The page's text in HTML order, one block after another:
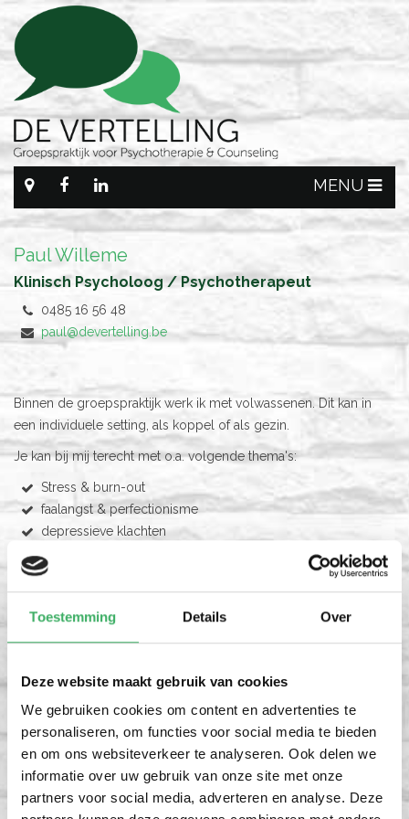
Toestemming Details Over
Deze website maakt gebruik van cookies
We gebruiken cookies om content en advertenties te
personaliseren, om functies voor social media te bieden
en om ons websiteverkeer te analyseren. Ook delen we
informatie over uw gebruik van onze site met onze
partners voor social media, adverteren en analyse. Deze
MENU
Paul Willeme
Klinisch Psycholoog / Psychotherapeut
0485 16 56 48
paul@devertelling.be
Binnen de groepspraktijk werk ik met volwassenen. Dit kan in
een individuele setting, als koppel of als gezin.
Je kan bij mij terecht met o.a. volgende thema's:
Stress & burn-out
faalangst & perfectionisme
depressieve klachten
verslaving & middelenafhankelijkheid (alcohol, cannabis)
ouders & partners van verslaafden
supervisie voor hulpverleners m.b.t.
verslavingsproblematiek
drangproblemen
identiteits- & zingevingsvragen
levensfaseproblemen
psychotrauma
Door mijn jarenlange tewerkstelling in de drughulpverlening,
heb ik een bijzondere expertise opgebouwd met betrekking tot
verslaving & afhankelijkheid. In deze begeleidingen ben ik ook